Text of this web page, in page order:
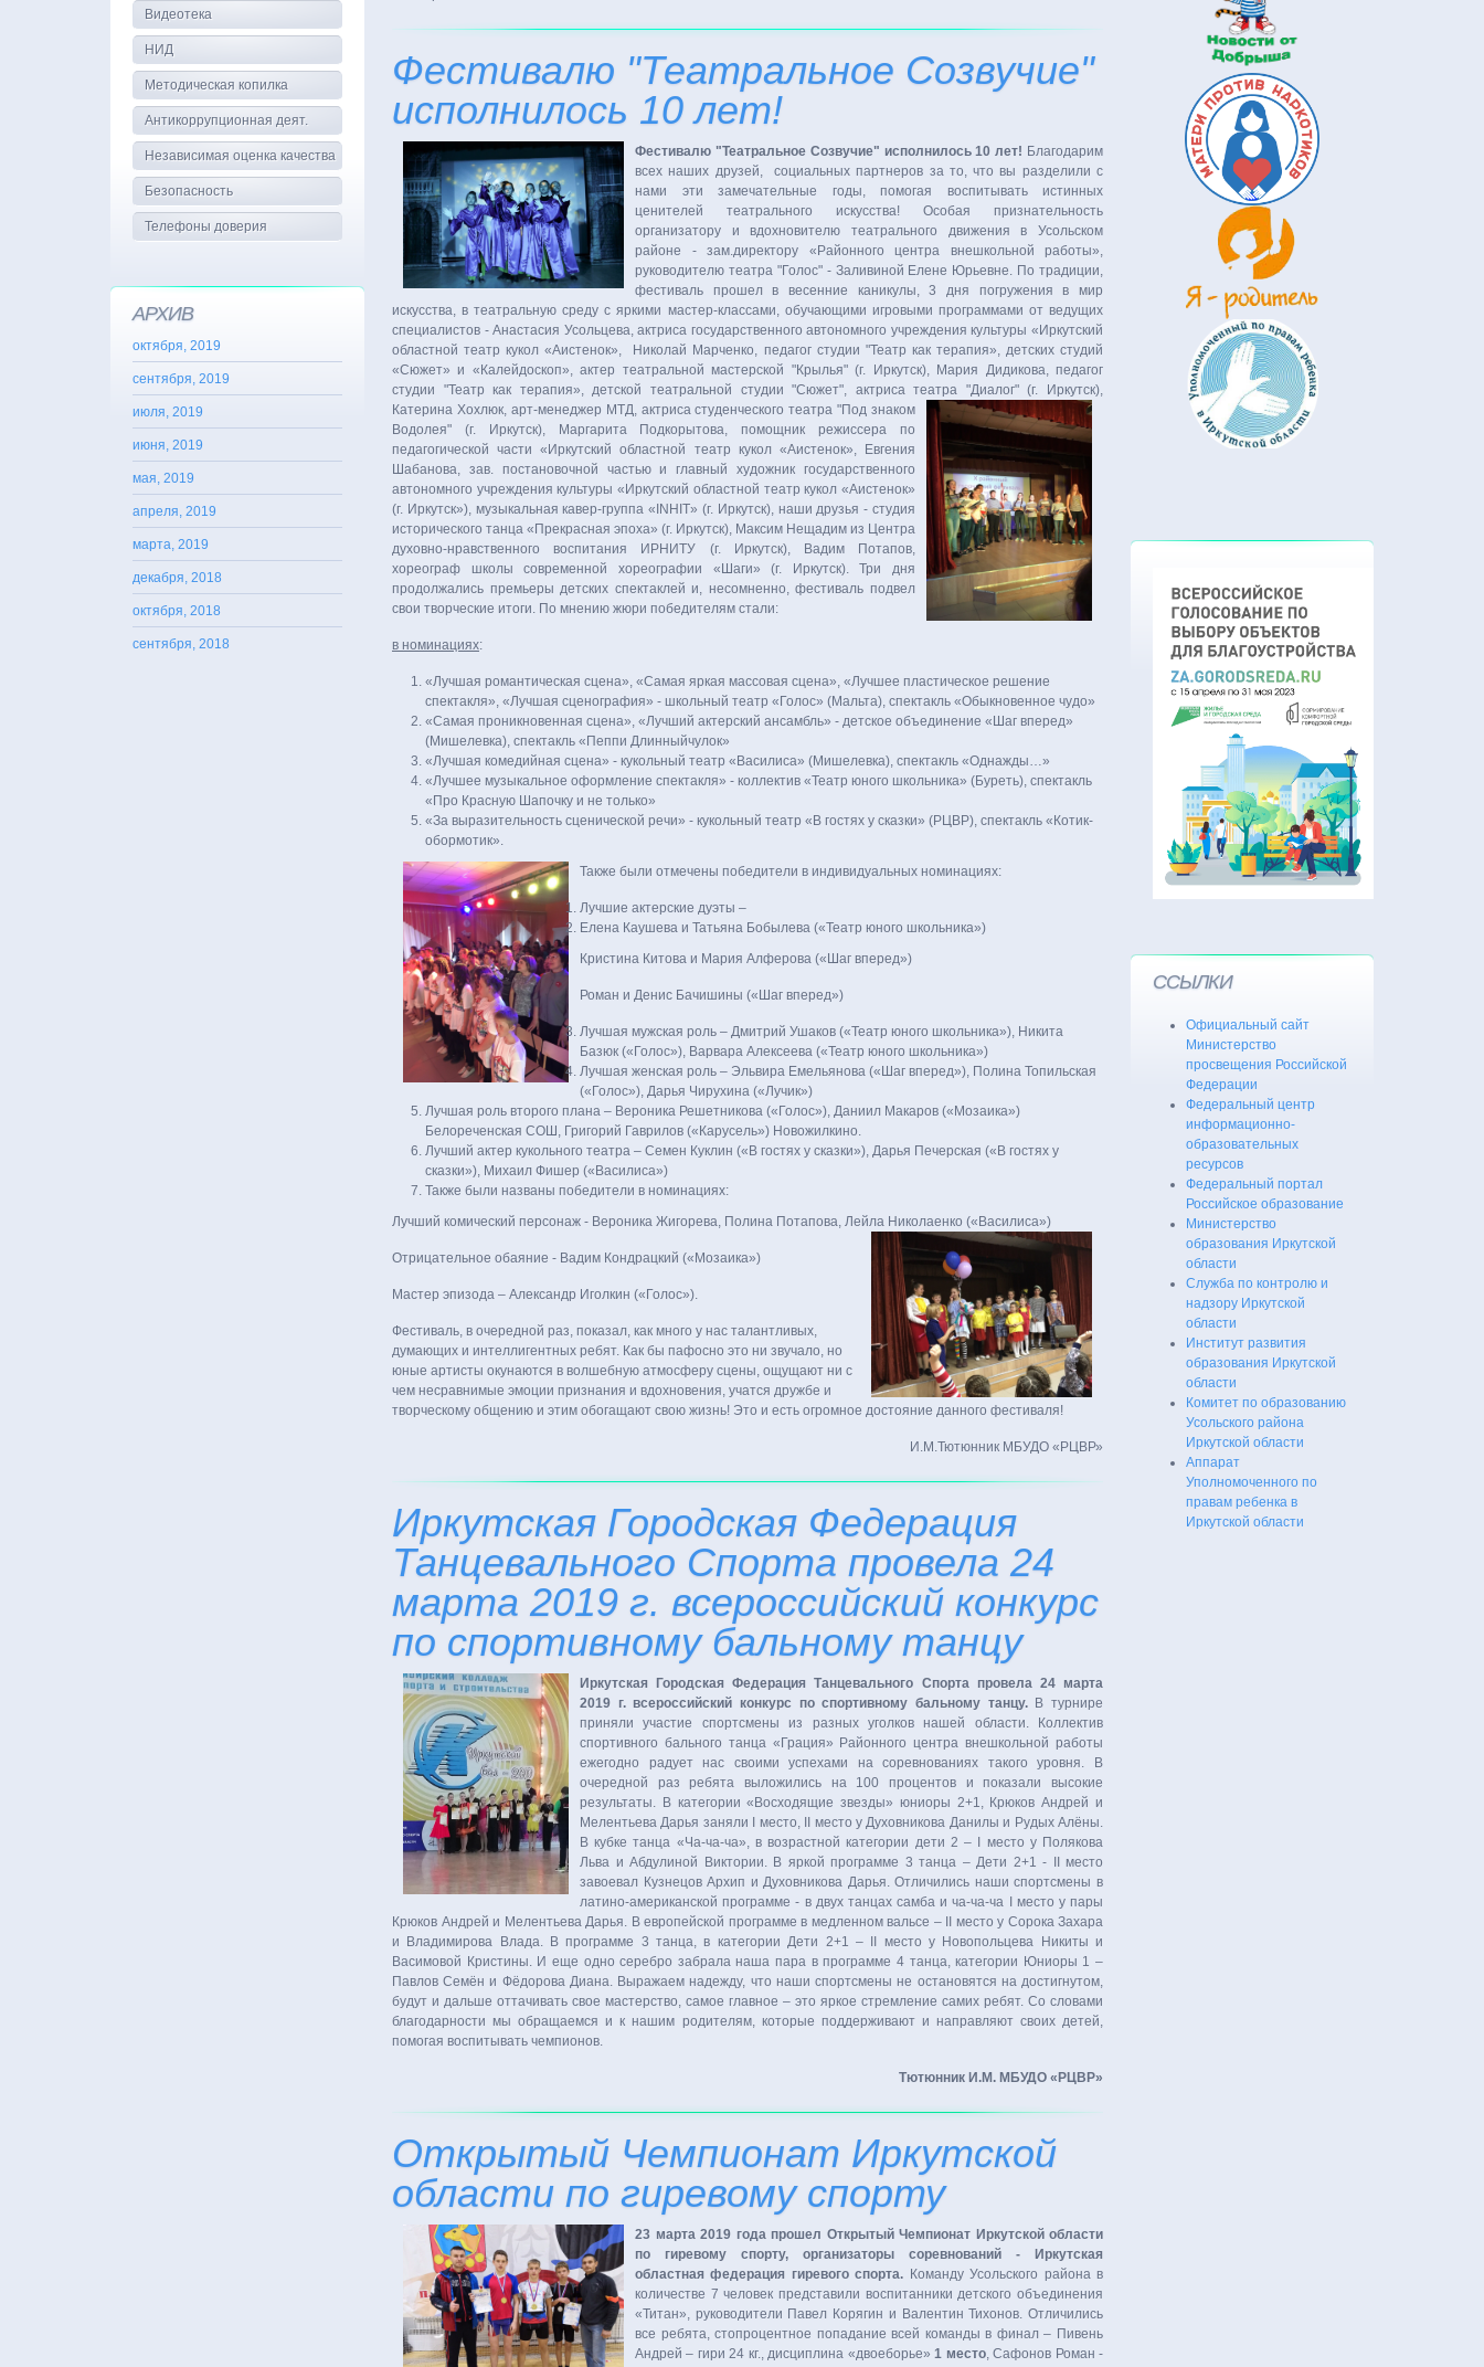
Фестивалю "Театральное Созвучие"
исполнилось 10 лет!
Фестивалю "Театральное Созвучие" исполнилось 10 лет! Благодарим
всех наших друзей, социальных партнеров за то, что вы разделили с
нами эти замечательные годы, помогая воспитывать истинных
ценителей театрального искусства! Особая признательность
организатору и вдохновителю театрального движения в Усольском
районе - зам.директору «Районного центра внешкольной работы»,
руководителю театра "Голос" - Заливиной Елене Юрьевне. По традиции,
фестиваль прошел в весенние каникулы, 3 дня погружения в мир
искусства, в театральную среду с яркими мастер-классами, обучающими игровыми программами от ведущих
специалистов - Анастасия Усольцева, актриса государственного автономного учреждения культуры «Иркутский
областной театр кукол «Аистенок», Николай Марченко, педагог студии "Театр как терапия», детских студий
«Сюжет» и «Калейдоскоп», актер театральной мастерской "Крылья" (г. Иркутск), Мария Дидикова, педагог
студии "Театр как терапия», детской театральной студии "Сюжет", актриса театра "Диалог" (г. Иркутск),
Катерина Хохлюк, арт-менеджер МТД,актриса студенческого театра "Под знаком
Водолея" (г. Иркутск), Маргарита Подкорытова, помощник режиссера по
педагогической части «Иркутский областной театр кукол «Аистенок», Евгения
Шабанова, зав. постановочной частью и главный художник государственного
автономного учреждения культуры «Иркутский областной театр кукол «Аистенок»
(г. Иркутск»), музыкальная кавер-группа «INHIT» (г. Иркутск), наши друзья - студия
исторического танца «Прекрасная эпоха» (г. Иркутск), Максим Нещадим из Центра
духовно-нравственного воспитания ИРНИТУ (г. Иркутск), Вадим Потапов,
хореограф школы современной хореографии «Шаги» (г. Иркутск). Три дня
продолжались премьеры детских спектаклей и, несомненно, фестиваль подвел
свои творческие итоги. По мнению жюри победителям стали:
в номинациях:
«Лучшая романтическая сцена», «Самая яркая массовая сцена», «Лучшее пластическое решение
спектакля», «Лучшая сценография» - школьный театр «Голос» (Мальта), спектакль «Обыкновенное чудо»
«Самая проникновенная сцена», «Лучший актерский ансамбль» - детское объединение «Шаг вперед»
(Мишелевка), спектакль «Пеппи Длинныйчулок»
«Лучшая комедийная сцена» - кукольный театр «Василиса» (Мишелевка), спектакль «Однажды…»
«Лучшее музыкальное оформление спектакля» - коллектив «Театр юного школьника» (Буреть), спектакль
«Про Красную Шапочку и не только»
«За выразительность сценической речи» - кукольный театр «В гостях у сказки» (РЦВР), спектакль «Котик-
обормотик».
Также были отмечены победители в индивидуальных номинациях:
Лучшие актерские дуэты –
Елена Каушева и Татьяна Бобылева («Театр юного школьника»)
Кристина Китова и Мария Алферова («Шаг вперед»)
Роман и Денис Бачишины («Шаг вперед»)
Лучшая мужская роль – Дмитрий Ушаков («Театр юного школьника»), Никита
Базюк («Голос»), Варвара Алексеева («Театр юного школьника»)
Лучшая женская роль – Эльвира Емельянова («Шаг вперед»), Полина Топильская
(«Голос»), Дарья Чирухина («Лучик»)
Лучшая роль второго плана – Вероника Решетникова («Голос»), Даниил Макаров («Мозаика»)
Белореченская СОШ, Григорий Гаврилов («Карусель») Новожилкино.
Лучший актер кукольного театра – Семен Куклин («В гостях у сказки»), Дарья Печерская («В гостях у
сказки»), Михаил Фишер («Василиса»)
Также были названы победители в номинациях:
Лучший комический персонаж - Вероника Жигорева, Полина Потапова, Лейла Николаенко («Василиса»)
Отрицательное обаяние - Вадим Кондрацкий («Мозаика»)
Мастер эпизода – Александр Иголкин («Голос»).
Фестиваль, в очередной раз, показал, как много у нас талантливых,
думающих и интеллигентных ребят. Как бы пафосно это ни звучало, но
юные артисты окунаются в волшебную атмосферу сцены, ощущают ни с
чем несравнимые эмоции признания и вдохновения, учатся дружбе и
творческому общению и этим обогащают свою жизнь! Это и есть огромное достояние данного фестиваля!
И.М.Тютюнник МБУДО «РЦВР»
Иркутская Городская Федерация
Танцевального Спорта провела 24
марта 2019 г. всероссийский конкурс
по спортивному бальному танцу
Иркутская Городская Федерация Танцевального Спорта провела 24 марта
2019 г. всероссийский конкурс по спортивному бальному танцу.В турнире
приняли участие спортсмены из разных уголков нашей области. Коллектив
спортивного бального танца «Грация» Районного центра внешкольной работы
ежегодно радует нас своими успехами на соревнованиях такого уровня. В
очередной раз ребята выложились на 100 процентов и показали высокие
результаты. В категории «Восходящие звезды» юниоры 2+1, Крюков Андрей и
Мелентьева Дарья заняли I место, II место у Духовникова Данилы и Рудых Алёны.
В кубке танца «Ча-ча-ча», в возрастной категории дети 2 – I место у Полякова
Льва и Абдулиной Виктории. В яркой программе 3 танца – Дети 2+1 - II место
завоевал Кузнецов Архип и Духовникова Дарья. Отличились наши спортсмены в
латино-американской программе - в двух танцах самба и ча-ча-ча I место у пары
Крюков Андрей и Мелентьева Дарья. В европейской программе в медленном вальсе – II место у Сорока Захара
и Владимирова Влада. В программе 3 танца, в категории Дети 2+1 – II место у Новопольцева Никиты и
Васимовой Кристины. И еще одно серебро забрала наша пара в программе 4 танца, категории Юниоры 1 –
Павлов Семён и Фёдорова Диана. Выражаем надежду, что наши спортсмены не остановятся на достигнутом,
будут и дальше оттачивать свое мастерство, самое главное – это яркое стремление самих ребят. Со словами
благодарности мы обращаемся и к нашим родителям, которые поддерживают и направляют своих детей,
помогая воспитывать чемпионов.
Тютюнник И.М. МБУДО «РЦВР»
Открытый Чемпионат Иркутской
области по гиревому спорту
23 марта 2019 года прошел Открытый Чемпионат Иркутской области
по гиревому спорту, организаторы соревнований - Иркутская
областная федерация гиревого спорта. Команду Усольского района в
количестве 7 человек представили воспитанники детского объединения
«Титан», руководители Павел Корягин и Валентин Тихонов. Отличились
все ребята, стопроцентное попадание всей команды в финал – Пивень
Андрей – гири 24 кг., дисциплина «двоеборье»1 место, Сафонов Роман -
Видеотека
НИД
Методическая копилка
Антикоррупционная деят.
Независимая оценка качества
Безопасность
Телефоны доверия
АРХИВ
октября, 2019
сентября, 2019
июля, 2019
июня, 2019
мая, 2019
апреля, 2019
марта, 2019
декабря, 2018
октября, 2018
сентября, 2018
ССЫЛКИ
Официальный сайт
Министерство
просвещения Российской
Федерации
Федеральный центр
информационно-
образовательных
ресурсов
Федеральный портал
Российское образование
Министерство
образования Иркутской
области
Служба по контролю и
надзору Иркутской
области
Институт развития
образования Иркутской
области
Комитет по образованию
Усольского района
Иркутской области
Аппарат
Уполномоченного по
правам ребенка в
Иркутской области